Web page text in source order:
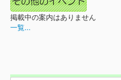
掲載中の案内はありません
一覧...